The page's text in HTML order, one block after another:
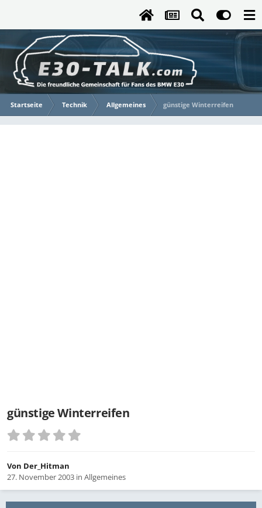
Startseite Technik Allgemeines günstige Winterreifen
günstige Winterreifen
Von Der_Hitman
27. November 2003 in Allgemeines